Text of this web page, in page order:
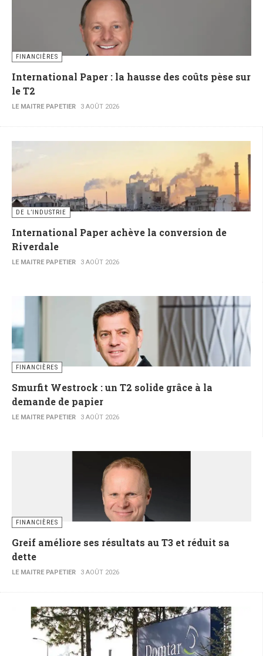
FINANCIÈRES
International Paper : la hausse des coûts pèse sur
le T2
LE MAITRE PAPETIER 3 AOÛT 2026
DE L’INDUSTRIE
International Paper achève la conversion de
Riverdale
LE MAITRE PAPETIER 3 AOÛT 2026
FINANCIÈRES
Smurfit Westrock : un T2 solide grâce à la
demande de papier
LE MAITRE PAPETIER 3 AOÛT 2026
FINANCIÈRES
Greif améliore ses résultats au T3 et réduit sa
dette
LE MAITRE PAPETIER 3 AOÛT 2026